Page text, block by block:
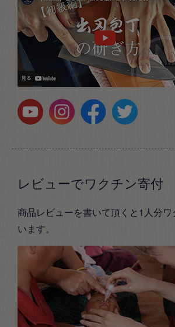
レビューでワクチン寄付
商品レビューを書いて頂くと1人分
います。